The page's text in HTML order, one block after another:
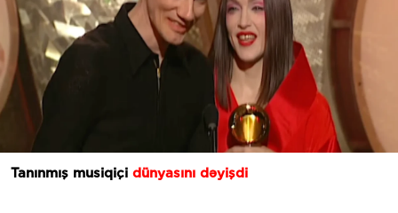
Tanınmış musiqiçi dünyasını dəyişdi